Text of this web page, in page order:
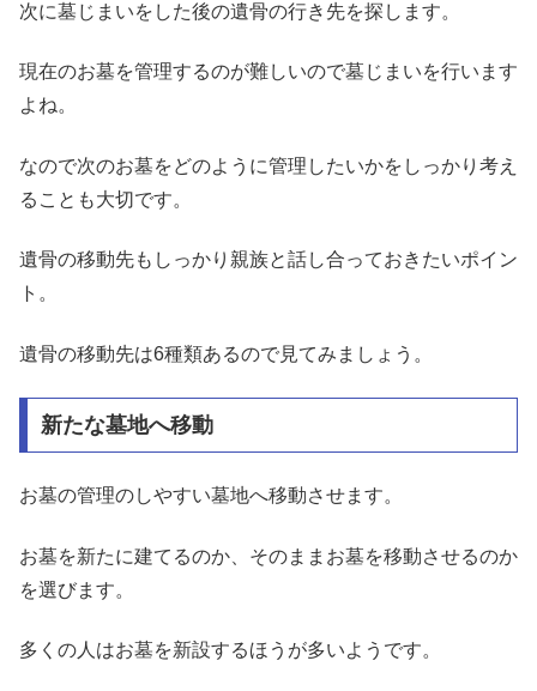
次に墓じまいをした後の遺骨の行き先を探します。
現在のお墓を管理するのが難しいので墓じまいを行います
よね。
なので次のお墓をどのように管理したいかをしっかり考え
ることも大切です。
遺骨の移動先もしっかり親族と話し合っておきたいポイン
ト。
遺骨の移動先は6種類あるので見てみましょう。
新たな墓地へ移動
お墓の管理のしやすい墓地へ移動させます。
お墓を新たに建てるのか、そのままお墓を移動させるのか
を選びます。
多くの人はお墓を新設するほうが多いようです。